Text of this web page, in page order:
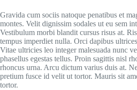
Gravida cum sociis natoque penatibus et
montes. Velit dignissim sodales ut eu sem
Vestibulum morbi blandit cursus risus at.
tempus imperdiet nulla. Orci dapibus
Vitae ultricies leo integer malesuada nunc
phasellus egestas tellus. Proin sagittis nisl
rhoncus urna. Arcu dictum varius duis at.
pretium fusce id velit ut tortor. Mauris sit
tortor.